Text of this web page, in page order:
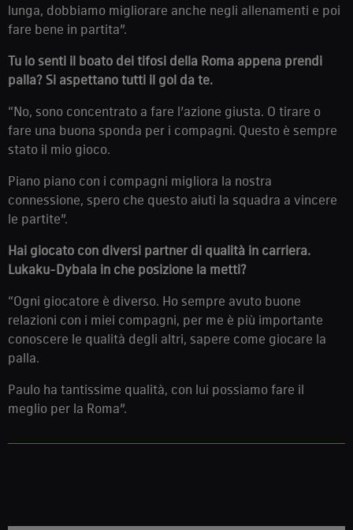
lunga, dobbiamo migliorare anche negli allenamenti e poi
fare bene in partita”.
Tu lo senti il boato dei tifosi della Roma appena prendi
palla? Si aspettano tutti il gol da te.
“No, sono concentrato a fare l’azione giusta. O tirare o
fare una buona sponda per i compagni. Questo è sempre
stato il mio gioco.
Piano piano con i compagni migliora la nostra
connessione, spero che questo aiuti la squadra a vincere
le partite”.
Hai giocato con diversi partner di qualità in carriera.
Lukaku-Dybala in che posizione la metti?
“Ogni giocatore è diverso. Ho sempre avuto buone
relazioni con i miei compagni, per me è più importante
conoscere le qualità degli altri, sapere come giocare la
palla.
Paulo ha tantissime qualità, con lui possiamo fare il
meglio per la Roma”.